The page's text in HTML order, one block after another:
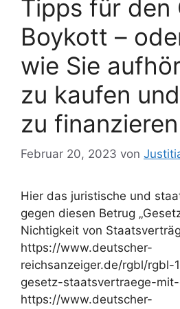
Tipps für den
Boykott –
wie Sie
zu kaufen
zu finanzieren
Februar 20, 2023 von
Hier das juristische und
gegen diesen Betrug
Nichtigkeit von
https://www.deutscher-
reichsanzeiger.de/rgbl/rgbl-
gesetz-staatsvertraege-
https://www.deutscher-